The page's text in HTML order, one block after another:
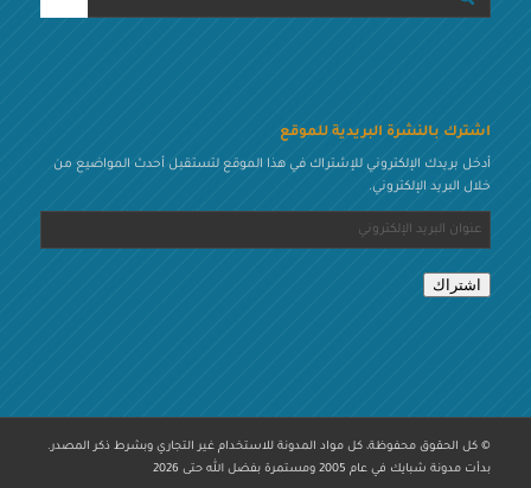
اشترك بالنشرة البريدية للموقع
أدخل بريدك الإلكتروني للإشتراك في هذا الموقع لتستقبل أحدث المواضيع من
خلال البريد الإلكتروني.
اشتراك
© كل الحقوق محفوظة، كل مواد المدونة للاستخدام غير التجاري وبشرط ذكر المصدر.
بدأت مدونة شبايك في عام 2005 ومستمرة بفضل الله حتى 2026